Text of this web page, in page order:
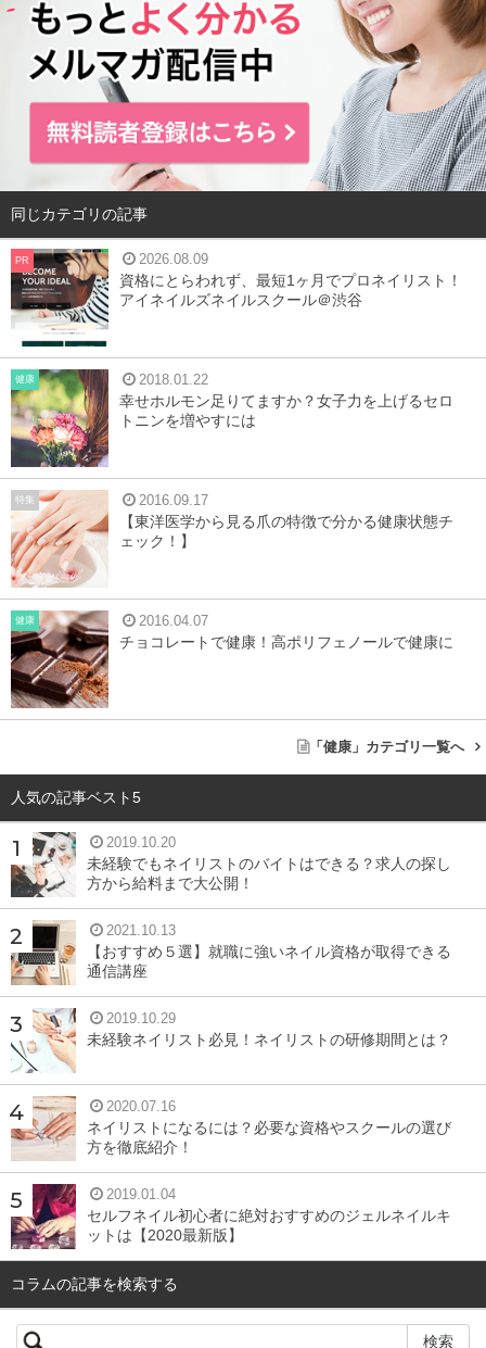
2冷え以外の原因にも要注意！
秋バテにならないための予防策
4まとめ
秋バテの主な症状とは？
夏バテはよく聞きますが、秋バテという言葉はあまり聞き
なれませんよね。どのような症状が出るのでしょうか。ま
ず、秋バテには大きく分けると２つのタイプがあります。
①「夏バテを引きずり、秋になっても不調が続
このタイプの人は、体力がなく暑さや寒さに弱いのが特徴
です。夏の暑さとエアコンのきいた室内の涼しさにうまく
対応できず、また胃腸も弱いためにしっかり栄養を摂るこ
とができなくて、夏バテしてしまいます。
そこから立て直すことができないまま秋がやってきて、今
度は朝晩の寒暖差に体がうまく対応できず、体調不良を引
きずることになります。
②「夏は元気でも、秋口から不調がやってくる
タイプ」
こちらは比較的体力があり、胃腸も丈夫で夏は元気に過ご
すことができます。表面上は元気に見えるのですが、冷房
や冷たい飲み物・食べ物で体内は冷え切っていることに自
覚がありません。
同じカテゴリの記事
PR 2026.08.09
資格にとらわれず、最短1ヶ月でプロネイリスト！
アイネイルズネイルスクール＠渋谷
健康 2018.01.22
幸せホルモン足りてますか？女子力を上げるセロ
トニンを増やすには
特集 2016.09.17
【東洋医学から見る爪の特徴で分かる健康状態チ
ェック！】
健康 2016.04.07
チョコレートで健康！高ポリフェノールで健康に
「健康」カテゴリ一覧へ
人気の記事ベスト5
2019.10.20
未経験でもネイリストのバイトはできる？求人の探し
方から給料まで大公開！
2021.10.13
【おすすめ５選】就職に強いネイル資格が取得できる
通信講座
2019.10.29
未経験ネイリスト必見！ネイリストの研修期間とは？
2020.07.16
ネイリストになるには？必要な資格やスクールの選び
方を徹底紹介！
2019.01.04
セルフネイル初心者に絶対おすすめのジェルネイルキ
ットは【2020最新版】
コラムの記事を検索する